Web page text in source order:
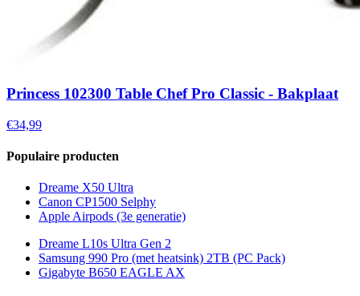
Princess 102300 Table Chef Pro Classic - Bakplaat
€34,99
Populaire producten
Dreame X50 Ultra
Canon CP1500 Selphy
Apple Airpods (3e generatie)
Dreame L10s Ultra Gen 2
Samsung 990 Pro (met heatsink) 2TB (PC Pack)
Gigabyte B650 EAGLE AX